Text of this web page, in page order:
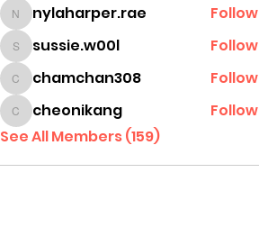
nylaharper.rae
nylaharper.rae Follow
sussie.w00l
sussie.w00l Follow
chamchan308
chamchan308 Follow
cheonikang
cheonikang
Follow
See All Members (159)